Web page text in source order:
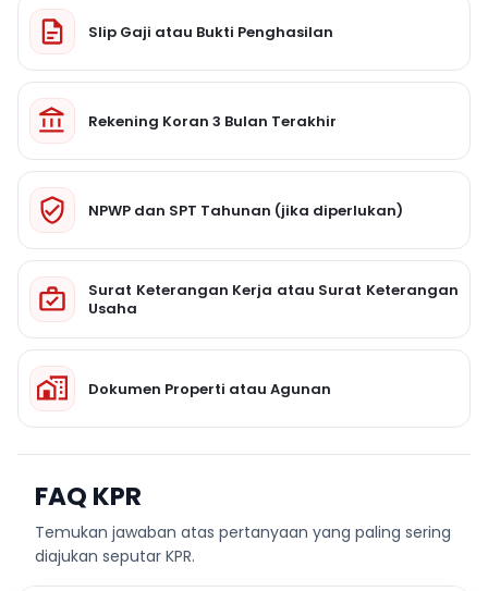
Slip Gaji atau Bukti Penghasilan
Rekening Koran 3 Bulan Terakhir
NPWP dan SPT Tahunan (jika diperlukan)
Surat Keterangan Kerja atau Surat Keterangan
Usaha
Dokumen Properti atau Agunan
FAQ KPR
Temukan jawaban atas pertanyaan yang paling sering
diajukan seputar KPR.